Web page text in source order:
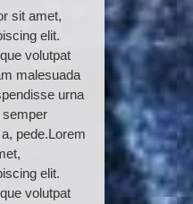
sit amet,
elit.
volutpat
malesuada
urna
semper
pede.Lorem
elit.
volutpat